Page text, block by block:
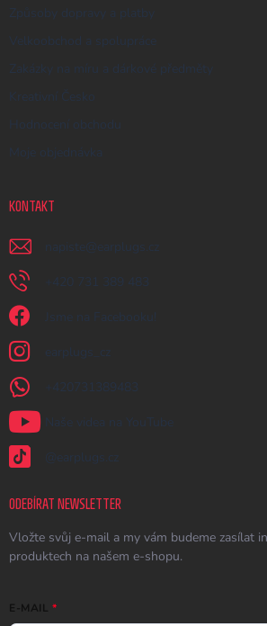
Způsoby dopravy a platby
Velkoobchod a spolupráce
Zakázky na míru a dárkové předměty
Kreativní Česko
Hodnocení obchodu
Moje objednávka
KONTAKT
napiste @ earplugs.cz
+420 731 389 483
Jsme na Facebooku!
earplugs_cz
+420731389483
Naše videa na YouTube
@earplugs.cz
ODEBÍRAT NEWSLETTER
Vložte svůj e-mail a my vám budeme zasílat
produktech na našem e-shopu.
E-MAIL